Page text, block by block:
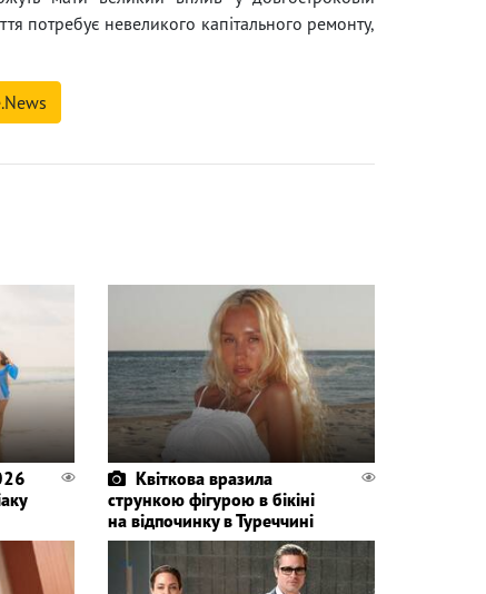
потребує невеликого капітального ремонту,
Квіткова вразила
стрункою фігурою в бікіні
на відпочинку в Туреччині